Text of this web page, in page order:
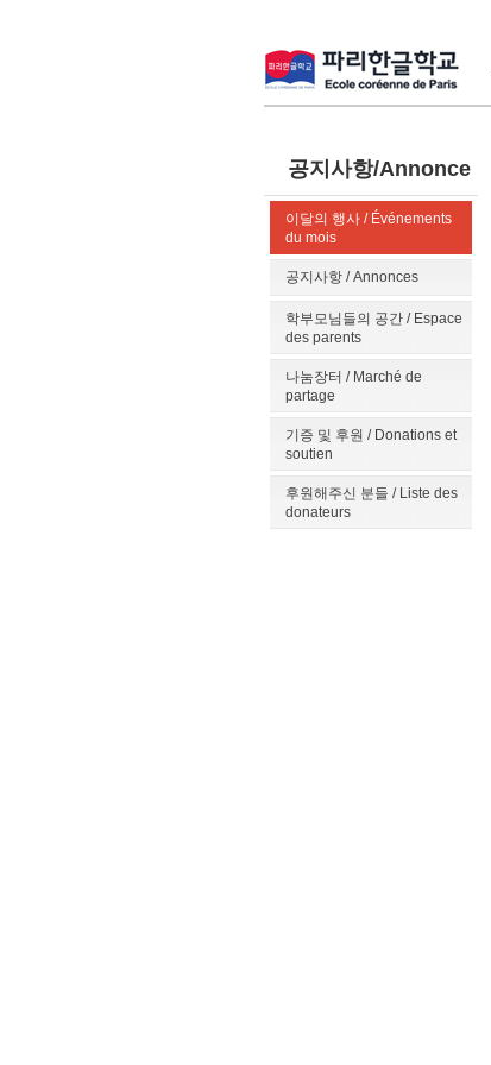
공지사항/Annonce
이달의 행사 / Événements
du mois
공지사항 / Annonces
학부모님들의 공간 / Espace
des parents
나눔장터 / Marché de
partage
기증 및 후원 / Donations et
soutien
후원해주신 분들 / Liste des
donateurs